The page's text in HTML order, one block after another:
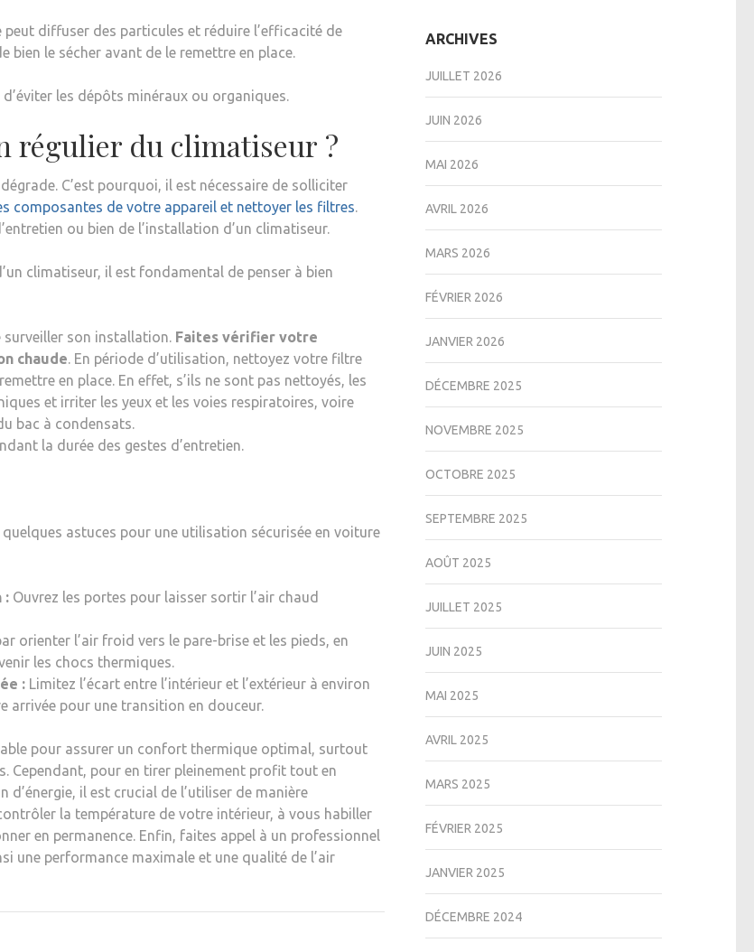
peut diffuser des particules et réduire l’efficacité de
bien le sécher avant de le remettre en place.
les dépôts minéraux ou organiques.
régulier du climatiseur ?
C’est pourquoi, il est nécessaire de solliciter
composantes de votre appareil et nettoyer les filtres.
ou bien de l’installation d’un climatiseur.
climatiseur, il est fondamental de penser à bien
surveiller son installation. Faites vérifier votre
chaude. En période d’utilisation, nettoyez votre filtre
en place. En effet, s’ils ne sont pas nettoyés, les
et irriter les yeux et les voies respiratoires, voire
bac à condensats.
la durée des gestes d’entretien.
astuces pour une utilisation sécurisée en voiture
: Ouvrez les portes pour laisser sortir l’air chaud
orienter l’air froid vers le pare-brise et les pieds, en
les chocs thermiques.
: Limitez l’écart entre l’intérieur et l’extérieur à environ
arrivée pour une transition en douceur.
pour assurer un confort thermique optimal, surtout
Cependant, pour en tirer pleinement profit tout en
il est crucial de l’utiliser de manière
la température de votre intérieur, à vous habiller
en permanence. Enfin, faites appel à un professionnel
une performance maximale et une qualité de l’air
ARCHIVES
JUILLET 2026
JUIN 2026
MAI 2026
AVRIL 2026
MARS 2026
FÉVRIER 2026
JANVIER 2026
DÉCEMBRE 2025
NOVEMBRE 2025
OCTOBRE 2025
SEPTEMBRE 2025
AOÛT 2025
JUILLET 2025
JUIN 2025
MAI 2025
AVRIL 2025
MARS 2025
FÉVRIER 2025
JANVIER 2025
DÉCEMBRE 2024